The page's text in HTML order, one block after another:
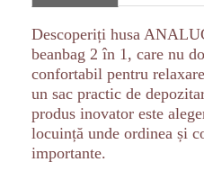
Descoperiți husa
beanbag 2 în 1, care nu
confortabil pentru
un sac practic de
produs inovator este
locuință unde ordinea și
importante.